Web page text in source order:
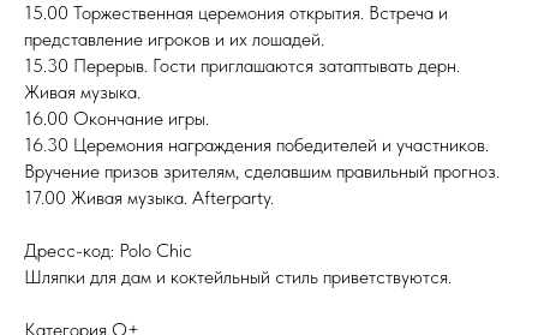
15.00 Торжественная церемония открытия. Встреча и
представление игроков и их лошадей.
15.30 Перерыв. Гости приглашаются затаптывать дерн.
Живая музыка.
16.00 Окончание игры.
16.30 Церемония награждения победителей и участников.
Вручение призов зрителям, сделавшим правильный прогноз.
17.00 Живая музыка. Afterparty.
Дресс-код: Polo Chic
Шляпки для дам и коктейльный стиль приветствуются.
Категория О+